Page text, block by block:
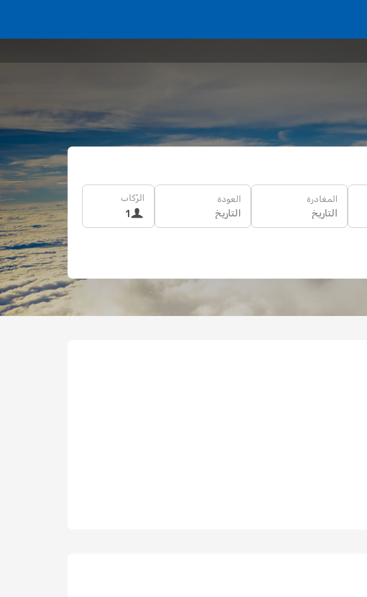
المغادرة
التاريخ
العودة
التاريخ
الرُكاب
1